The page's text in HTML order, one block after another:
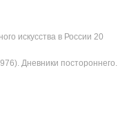
искусства в России 20
Дневники постороннего.